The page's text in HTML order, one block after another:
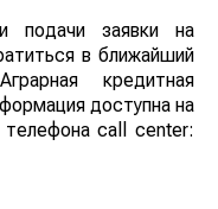
подачи заявки на
в ближайший
кредитная
доступна на
call center: